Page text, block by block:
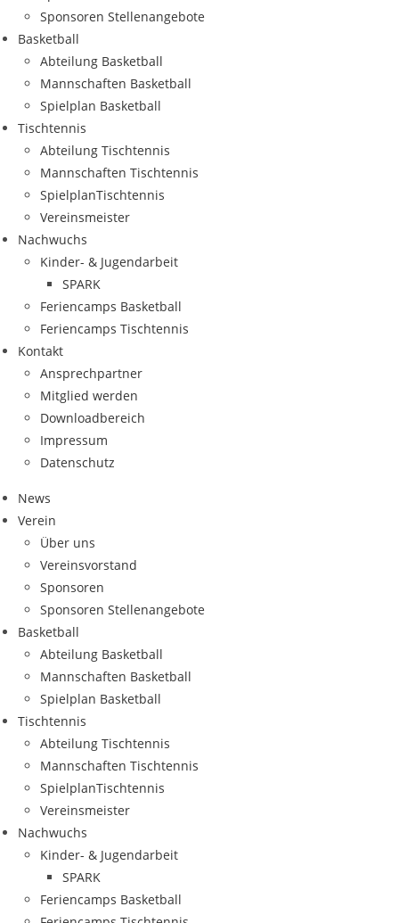
Spon­so­ren Stellenangebote
Bas­ket­ball
Abtei­lung Basketball
Mann­schaf­ten Basketball
Spiel­plan Basketball
Tisch­ten­nis
Abtei­lung Tischtennis
Mann­schaf­ten Tischtennis
Spiel­plan­Tisch­ten­nis
Ver­eins­meis­ter
Nach­wuchs
Kin­­der- & Jugendarbeit
SPARK
Feri­en­camps Basketball
Feri­en­camps Tischtennis
Kon­takt
Ansprech­part­ner
Mit­glied werden
Down­load­be­reich
Impres­sum
Daten­schutz
News
Ver­ein
Über uns
Ver­eins­vor­stand
Spon­so­ren
Spon­so­ren Stellenangebote
Bas­ket­ball
Abtei­lung Basketball
Mann­schaf­ten Basketball
Spiel­plan Basketball
Tisch­ten­nis
Abtei­lung Tischtennis
Mann­schaf­ten Tischtennis
Spiel­plan­Tisch­ten­nis
Ver­eins­meis­ter
Nach­wuchs
Kin­­der- & Jugendarbeit
SPARK
Feri­en­camps Basketball